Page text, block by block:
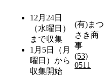
12月24日
（水曜日）
まで収集
1月5日（月
曜日）から
収集開始
(有)まつ
さき商
事
(53)
0511